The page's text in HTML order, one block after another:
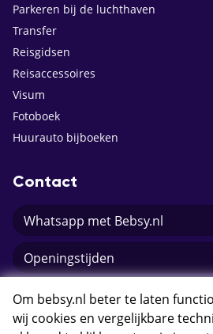
Parkeren bij de luchthaven
Transfer
Reisgidsen
Reisaccessoires
Visum
Fotoboek
Huurauto bijboeken
Contact
Whatsapp met Bebsy.nl
Openingstijden
E-mail Bebsy.nl
Om bebsy.nl beter te laten
wij cookies en vergelijkbare